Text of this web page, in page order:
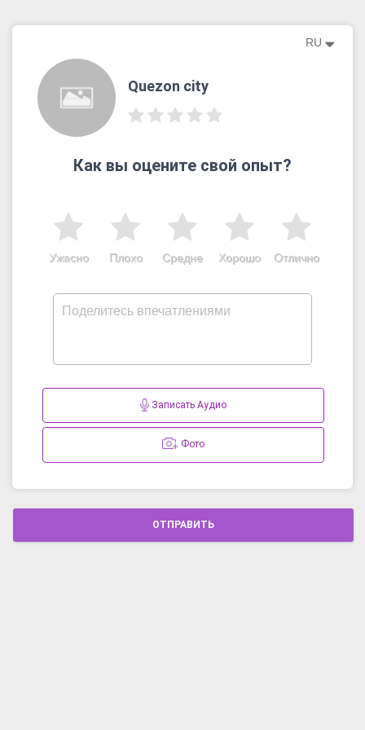
RU
Quezon city
Как вы оцените свой опыт?
Отлично
Хорошо
Средне
Плохо
Ужасно
Записать Аудио
Фото
ОТПРАВИТЬ